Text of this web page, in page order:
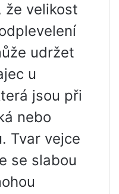
že velikost
udržet
u
jsou při
nebo
Tvar vejce
se slabou